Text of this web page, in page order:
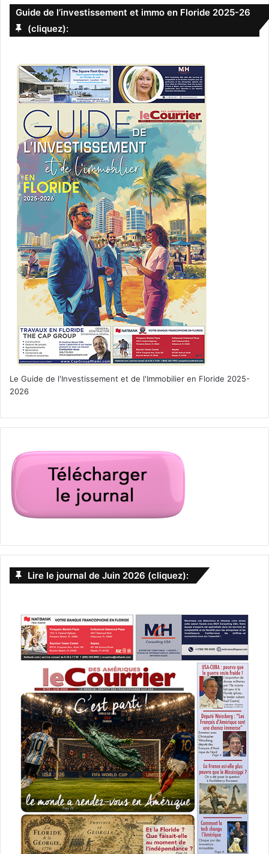
Guide de l’investissement et immo en Floride 2025-26
(cliquez):
Le Guide de l'Investissement et de l'Immobilier en Floride 2025-
2026
Lire le journal de Juin 2026 (cliquez):